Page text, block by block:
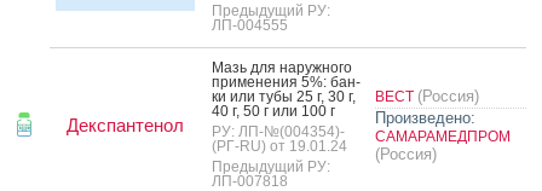
Предыдущий РУ:
ЛП-004555
Декспантенол
Мазь для на­руж­но­го
при­мене­ния 5%: бан­
ки или ту­бы 25 г, 30 г,
40 г, 50 г или 100 г
РУ: ЛП-№(004354)-
(РГ-RU) от 19.01.24
Предыдущий РУ:
ЛП-007818
ВЕСТ (Россия)
Произведено:
САМАРАМЕДПРОМ
(Россия)